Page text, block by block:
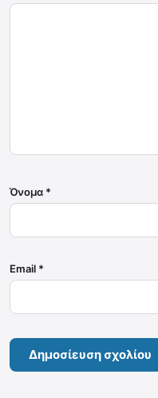
Όνομα *
Email *